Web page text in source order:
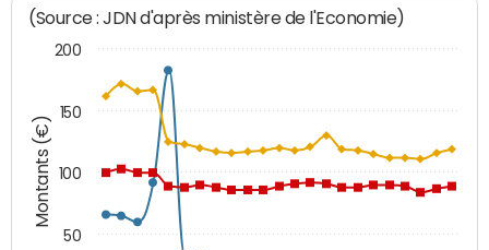
Montants (€)
(Source : JDN d'après ministère de l'Economie)
50
100
150
200